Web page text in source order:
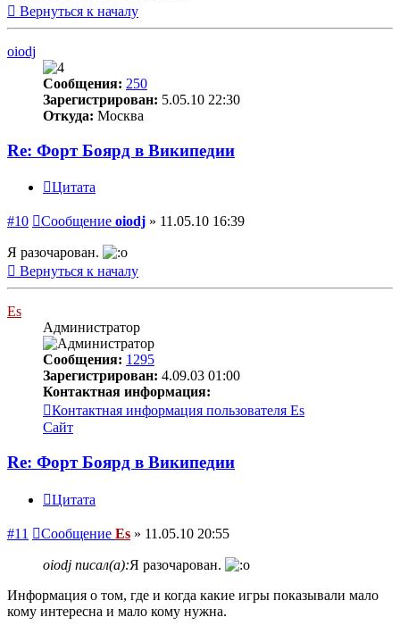
Вернуться к началу
oiodj
Сообщения: 250
Зарегистрирован: 5.05.10 22:30
Откуда: Москва
Re: Форт Боярд в Википедии
Цитата
#10 Сообщение oiodj » 11.05.10 16:39
Я разочарован.
Вернуться к началу
Es
Администратор
Сообщения: 1295
Зарегистрирован: 4.09.03 01:00
Контактная информация:
Контактная информация пользователя Es
Сайт
Re: Форт Боярд в Википедии
Цитата
#11 Сообщение Es » 11.05.10 20:55
oiodj писал(а):Я разочарован.
Информация о том, где и когда какие игры показывали мало
кому интересна и мало кому нужна.